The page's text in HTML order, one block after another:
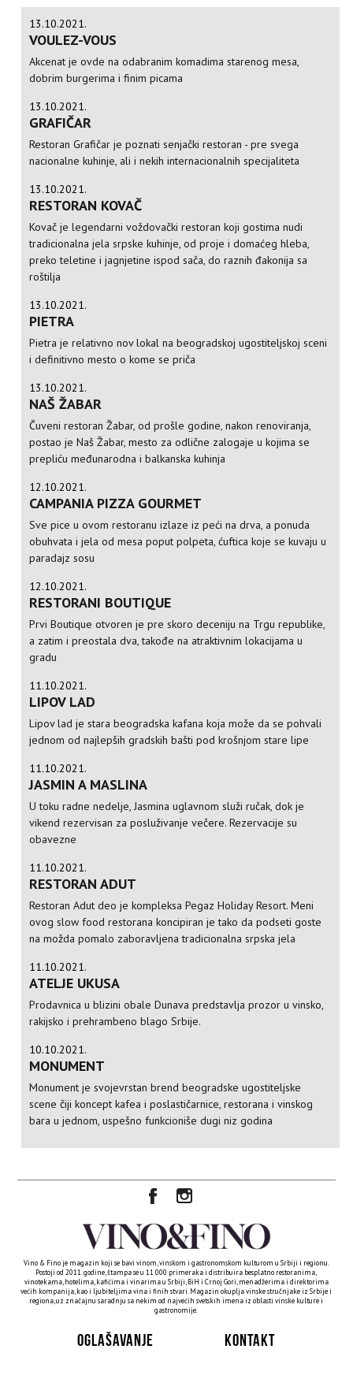
13.10.2021.
VOULEZ-VOUS
Akcenat je ovde na odabranim komadima starenog mesa,
dobrim burgerima i finim picama
13.10.2021.
GRAFIČAR
Restoran Grafičar je poznati senjački restoran - pre svega
nacionalne kuhinje, ali i nekih internacionalnih specijaliteta
13.10.2021.
RESTORAN KOVAČ
Kovač je legendarni voždovački restoran koji gostima nudi
tradicionalna jela srpske kuhinje, od proje i domaćeg hleba,
preko teletine i jagnjetine ispod sača, do raznih đakonija sa
roštilja
13.10.2021.
PIETRA
Pietra je relativno nov lokal na beogradskoj ugostiteljskoj sceni
i definitivno mesto o kome se priča
13.10.2021.
NAŠ ŽABAR
Čuveni restoran Žabar, od prošle godine, nakon renoviranja,
postao je Naš Žabar, mesto za odlične zalogaje u kojima se
prepliću međunarodna i balkanska kuhinja
12.10.2021.
CAMPANIA PIZZA GOURMET
Sve pice u ovom restoranu izlaze iz peći na drva, a ponuda
obuhvata i jela od mesa poput polpeta, ćuftica koje se kuvaju u
paradajz sosu
12.10.2021.
RESTORANI BOUTIQUE
Prvi Boutique otvoren je pre skoro deceniju na Trgu republike,
a zatim i preostala dva, takođe na atraktivnim lokacijama u
gradu
11.10.2021.
LIPOV LAD
Lipov lad je stara beogradska kafana koja može da se pohvali
jednom od najlepših gradskih bašti pod krošnjom stare lipe
11.10.2021.
JASMIN A MASLINA
U toku radne nedelje, Jasmina uglavnom služi ručak, dok je
vikend rezervisan za posluživanje večere. Rezervacije su
obavezne
11.10.2021.
RESTORAN ADUT
Restoran Adut deo je kompleksa Pegaz Holiday Resort. Meni
ovog slow food restorana koncipiran je tako da podseti goste
na možda pomalo zaboravljena tradicionalna srpska jela
11.10.2021.
ATELJE UKUSA
Prodavnica u blizini obale Dunava predstavlja prozor u vinsko,
rakijsko i prehrambeno blago Srbije.
10.10.2021.
MONUMENT
Monument je svojevrstan brend beogradske ugostiteljske
scene čiji koncept kafea i poslastičarnice, restorana i vinskog
bara u jednom, uspešno funkcioniše dugi niz godina
Vino & Fino je magazin koji se bavi vinom, vinskom i gastronomskom kulturom u Srbiji i regionu.
Postoji od 2011. godine, štampa se u 11 000 primeraka i distribuira besplatno restoranima,
vinotekama, hotelima, kafićima i vinarima u Srbiji, BiH i Crnoj Gori, menadžerima i direktorima
većih kompanija, kao i ljubiteljima vina i finih stvari. Magazin okuplja vinske stručnjake iz Srbije i
regiona, uz značajnu saradnju sa nekim od najvećih svetskih imena iz oblasti vinske kulture i
gastronomije.
OGLAŠAVANJE KONTAKT